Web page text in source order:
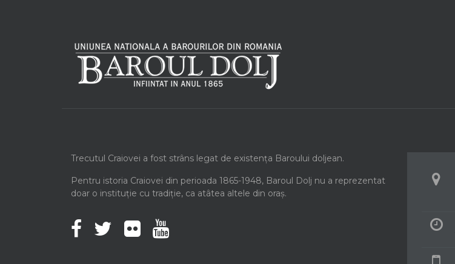
Trecutul Craiovei a fost strâns legat de existența Baroului doljean.
Pentru istoria Craiovei din perioada 1865-1948, Baroul Dolj nu a reprezentat
doar o instituție cu tradiție, ca atâtea altele din oraș.